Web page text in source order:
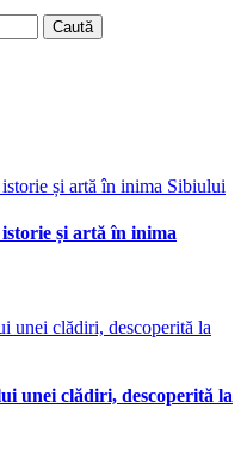
și artă în inima
unei clădiri, descoperită la